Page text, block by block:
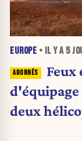
EUROPE • IL Y A 5
Feux
d'équipage
deux